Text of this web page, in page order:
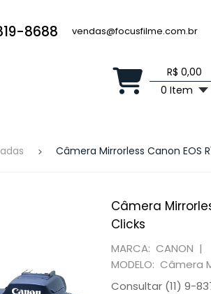
8688 vendas@focusfilme.com.br
R$ 0,00
0 Item
Câmera Mirrorless Canon EOS
Câmera
Clicks
MARCA: CANON |
MODELO: Câmera
Consultar (11) 9-